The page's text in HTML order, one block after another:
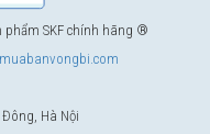
phẩm SKF chính hãng ®
Đông, Hà Nội